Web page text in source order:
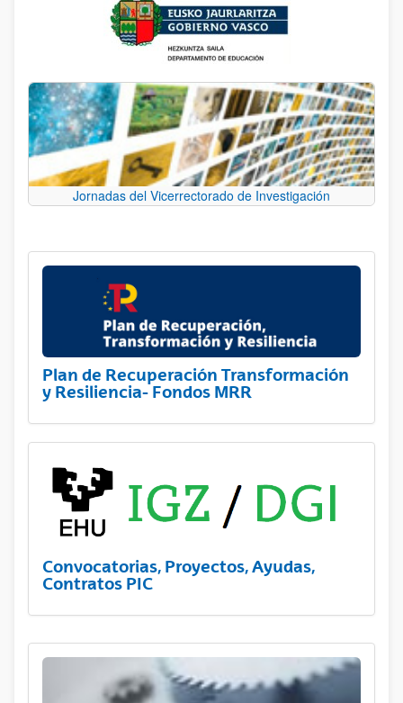
Jornadas del Vicerrectorado de Investigación
Plan de Recuperación Transformación
y Resiliencia- Fondos MRR
Convocatorias, Proyectos, Ayudas,
Contratos PIC